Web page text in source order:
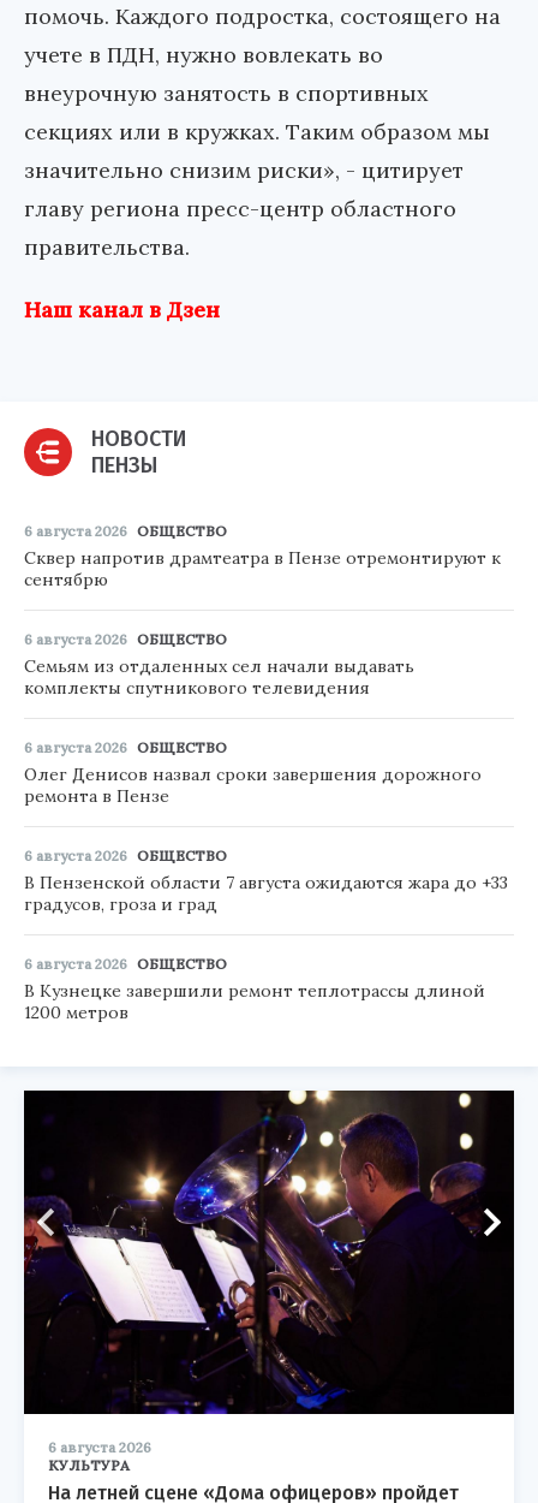
помочь. Каждого подростка, состоящего на
учете в ПДН, нужно вовлекать во
внеурочную занятость в спортивных
секциях или в кружках. Таким образом мы
значительно снизим риски», - цитирует
главу региона пресс-центр областного
правительства.
Наш канал в Дзен
НОВОСТИ
ПЕНЗЫ
6 августа 2026 ОБЩЕСТВО
Сквер напротив драмтеатра в Пензе отремонтируют к
сентябрю
6 августа 2026 ОБЩЕСТВО
Семьям из отдаленных сел начали выдавать
комплекты спутникового телевидения
6 августа 2026 ОБЩЕСТВО
Олег Денисов назвал сроки завершения дорожного
ремонта в Пензе
6 августа 2026 ОБЩЕСТВО
В Пензенской области 7 августа ожидаются жара до +33
градусов, гроза и град
6 августа 2026 ОБЩЕСТВО
В Кузнецке завершили ремонт теплотрассы длиной
1200 метров
6 августа 2026
КУЛЬТУРА
На летней сцене «Дома офицеров» пройдет